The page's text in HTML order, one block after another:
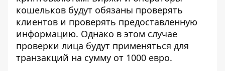
кошельков будут обязаны проверять
клиентов и проверять предоставленную
информацию. Однако в этом случае
проверки лица будут применяться для
транзакций на сумму от 1000 евро.